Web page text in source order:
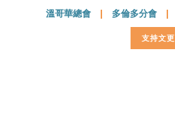
溫哥華總會 | 多倫多分會 |
支持文更